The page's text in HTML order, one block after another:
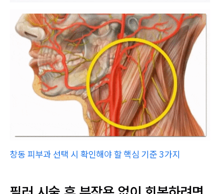
창동 피부과 선택 시 확인해야 할 핵심 기준 3가지